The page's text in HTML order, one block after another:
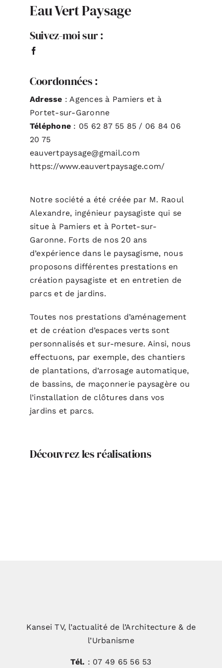
Eau Vert Paysage
Suivez-moi sur :
Coordonnées :
Adresse : Agences à Pamiers et à
Portet-sur-Garonne
Téléphone : 05 62 87 55 85 / 06 84 06
20 75
eauvertpaysage@gmail.com
https://www.eauvertpaysage.com/
Notre société a été créée par M. Raoul
Alexandre, ingénieur paysagiste qui se
situe à Pamiers et à Portet-sur-
Garonne. Forts de nos 20 ans
d’expérience dans le paysagisme, nous
proposons différentes prestations en
création paysagiste et en entretien de
parcs et de jardins.
Toutes nos prestations d’aménagement
et de création d’espaces verts sont
personnalisés et sur-mesure. Ainsi, nous
effectuons, par exemple, des chantiers
de plantations, d’arrosage automatique,
de bassins, de maçonnerie paysagère ou
l’installation de clôtures dans vos
jardins et parcs.
Découvrez les réalisations
Kansei TV, l’actualité de l’Architecture & de
l’Urbanisme
Tél. : 07 49 65 56 53
S’ABONNER